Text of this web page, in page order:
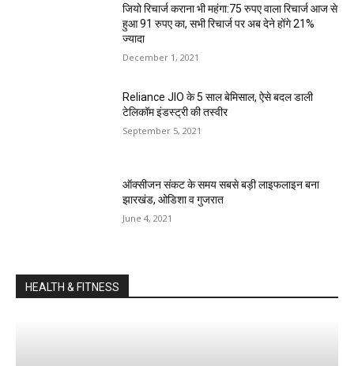
जियो रिचार्ज कराना भी महंगा:75 रुपए वाला रिचार्ज आज से
हुआ 91 रुपए का, सभी रिचार्ज पर अब देने होंगे 21%
ज्यादा
December 1, 2021
Reliance JIO के 5 साल बे‍मिसाल, ऐसे बदल डाली
टेलिकॉम इंडस्‍ट्री की तस्‍वीर
September 5, 2021
ऑक्सीजन संकट के समय सबसे बड़ी लाइफलाइन बना
झारखंड, ओडिशा व गुजरात
June 4, 2021
HEALTH & FITNESS